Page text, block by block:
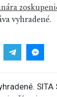
vyhradené.